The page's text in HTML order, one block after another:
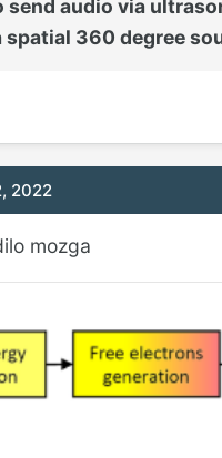
audio via
spatial 360 degree
2022
mozga